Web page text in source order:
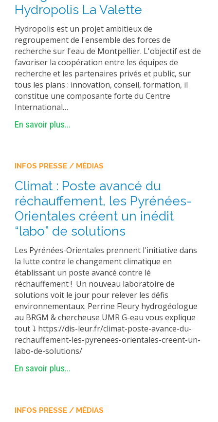
Hydropolis La Valette
Hydropolis est un projet ambitieux de
regroupement de l'ensemble des forces de
recherche sur l'eau de Montpellier. L'objectif est de
favoriser la coopération entre les équipes de
recherche et les partenaires privés et public, sur
tous les plans : innovation, conseil, formation, il
constitue une composante forte du Centre
International…
En savoir plus...
INFOS PRESSE / MÉDIAS
Climat : Poste avancé du
réchauffement, les Pyrénées-
Orientales créent un inédit
“labo” de solutions
Les Pyrénées-Orientales prennent l'initiative dans
la lutte contre le changement climatique en
établissant un poste avancé contre lé
réchauffement ! Un nouveau laboratoire de
solutions voit le jour pour relever les défis
environnementaux. Perrine Fleury hydrogéologue
au BRGM & chercheuse UMR G-eau vous explique
tout ⤵ https://dis-leur.fr/climat-poste-avance-du-
rechauffement-les-pyrenees-orientales-creent-un-
labo-de-solutions/
En savoir plus...
INFOS PRESSE / MÉDIAS